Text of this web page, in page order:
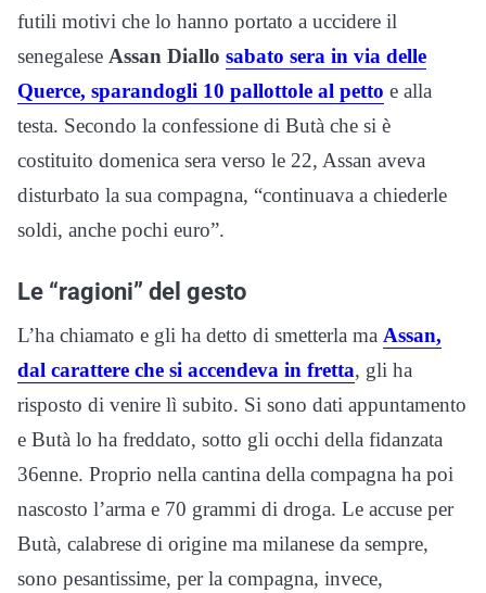
futili motivi che lo hanno portato a uccidere il
senegalese Assan Diallo sabato sera in via delle
Querce, sparandogli 10 pallottole al petto e alla
testa. Secondo la confessione di Butà che si è
costituito domenica sera verso le 22, Assan aveva
disturbato la sua compagna, “continuava a chiederle
soldi, anche pochi euro”.
Le “ragioni” del gesto
L’ha chiamato e gli ha detto di smetterla ma Assan,
dal carattere che si accendeva in fretta, gli ha
risposto di venire lì subito. Si sono dati appuntamento
e Butà lo ha freddato, sotto gli occhi della fidanzata
36enne. Proprio nella cantina della compagna ha poi
nascosto l’arma e 70 grammi di droga. Le accuse per
Butà, calabrese di origine ma milanese da sempre,
sono pesantissime, per la compagna, invece,